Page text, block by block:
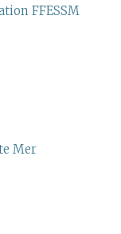
FFESSM
Mer